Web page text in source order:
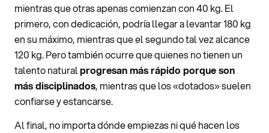
mientras que otras apenas comienzan con 40 kg. El
primero, con dedicación, podría llegar a levantar 180 kg
en su máximo, mientras que el segundo tal vez alcance
120 kg. Pero también ocurre que quienes no tienen un
talento naturalprogresan más rápido porque son
más disciplinados, mientras que los «dotados» suelen
confiarse y estancarse.
Al final, no importa dónde empiezas ni qué hacen los